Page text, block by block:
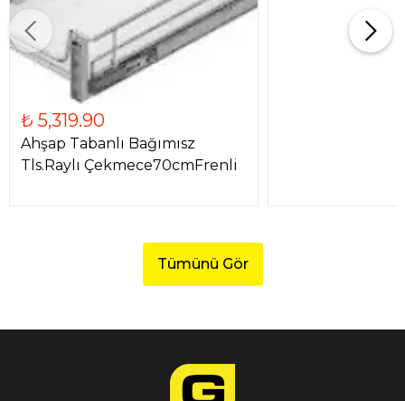
₺ 5,319.90
Ahşap Tabanlı Bağımısz
Tls.Raylı Çekmece70cmFrenli
Tümünü Gör